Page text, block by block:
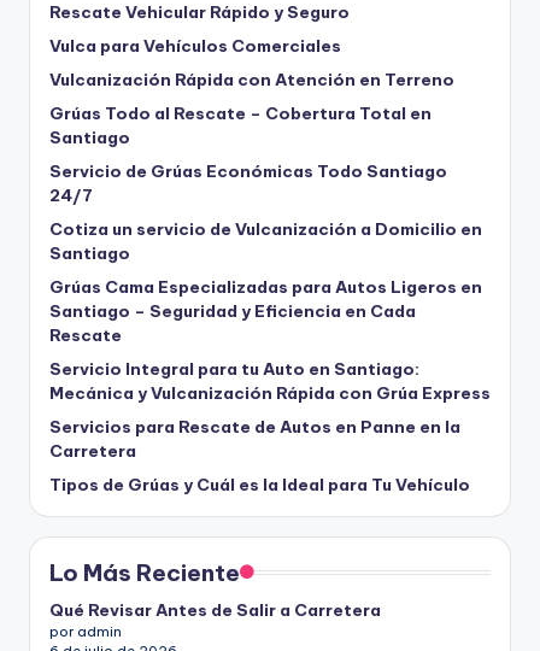
Rescate Vehicular Rápido y Seguro
Vulca para Vehículos Comerciales
Vulcanización Rápida con Atención en Terreno
Grúas Todo al Rescate – Cobertura Total en
Santiago
Servicio de Grúas Económicas Todo Santiago
24/7
Cotiza un servicio de Vulcanización a Domicilio en
Santiago
Grúas Cama Especializadas para Autos Ligeros en
Santiago – Seguridad y Eficiencia en Cada
Rescate
Servicio Integral para tu Auto en Santiago:
Mecánica y Vulcanización Rápida con Grúa Express
Servicios para Rescate de Autos en Panne en la
Carretera
Tipos de Grúas y Cuál es la Ideal para Tu Vehículo
Lo Más Reciente
Qué Revisar Antes de Salir a Carretera
por admin